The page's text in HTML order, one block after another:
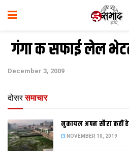
गंगा क सफाई लेल
December 3, 2009
दोसर समाचार
नुकायल अपन सौरा कहीं
NOVEMBER 10, 2019